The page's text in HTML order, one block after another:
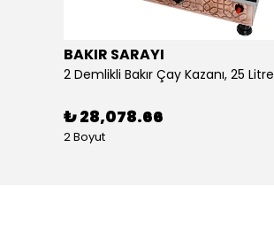
BAKIR SARAYI
2 Demlikli Bakır Çay Kazanı, 25 Litre
₺ 28,078.66
2 Boyut